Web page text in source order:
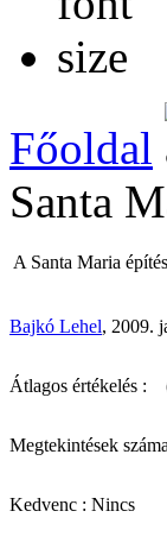
Főoldal
Santa
A Santa Maria
Bajkó Lehel, 2009.
Átlagos értékelés :
Megtekintések
Kedvenc : Nincs